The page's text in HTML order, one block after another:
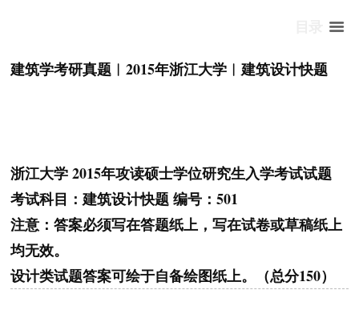
建筑学考研真题︱2015年浙江大学︱建筑设计快题
浙江大学 2015年攻读硕士学位研究生入学考试试题
考试科目：建筑设计快题 编号：501
注意：答案必须写在答题纸上，写在试卷或草稿纸上
均无效。
设计类试题答案可绘于自备绘图纸上。（总分150）